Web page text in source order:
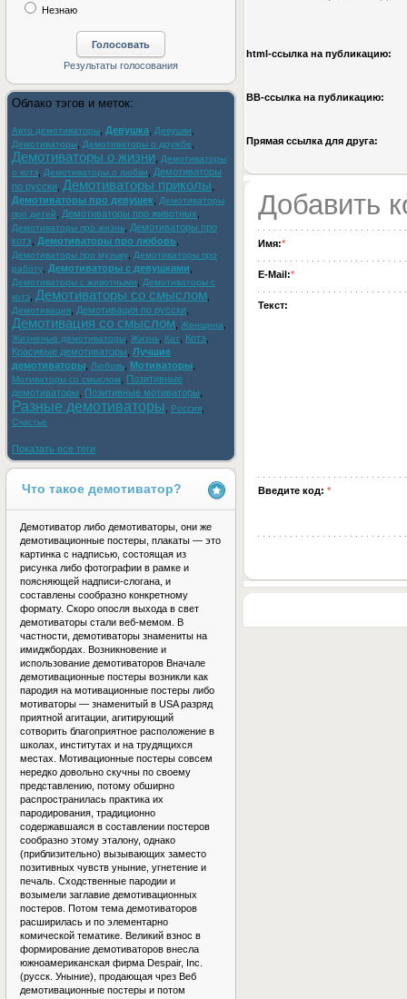
html-cсылка на публикацию:
BB-cсылка на публикацию:
Прямая ссылка для друга:
Добавить
Имя:*
E-Mail:*
Текст:
Введите код: *
Незнаю
Облако тэгов и меток:
Авто демотиваторы Девушка Девушки
Демотиваторы Демотиваторы о дружбе
Демотиваторы о жизни
Демотиваторы
о котэ
Демотиваторы о любви
Демотиваторы
по русски Демотиваторы приколы
Демотиваторы про девушек
Демотиваторы
про детей
Демотиваторы про животных
Демотиваторы про жизнь
Демотиваторы про
котэ
Демотиваторы про любовь
Демотиваторы про музыку
Демотиваторы про
работу
Демотиваторы с девушками
Демотиваторы с животными
Демотиваторы с
котэ
Демотиваторы со смыслом
Демотивация Демотивация по русски
Демотивация со смыслом Женщина
Жизненые демотиваторы Жизнь Кот Котэ
Красивые демотиваторы Лучшие
демотиваторы
Любовь Мотиваторы
Мотиваторы со смыслом
Позитивные
демотиваторы
Позитивные мотиваторы
Разные демотиваторы Россия
Счастье
Показать все теги
Что такое демотиватор?
Демотиватор либо демотиваторы, они же
демотивационные постеры, плакаты — это
картинка с надписью, состоящая из
рисунка либо фотографии в рамке и
поясняющей надписи-слогана, и
составлены сообразно конкретному
формату. Скоро опосля выхода в свет
демотиваторы стали веб-мемом. В
частности, демотиваторы знамениты на
имиджбордах. Возникновение и
использование демотиваторов Вначале
демотивационные постеры возникли как
пародия на мотивационные постеры либо
мотиваторы — знаменитый в USA разряд
приятной агитации, агитирующий
сотворить благоприятное расположение в
школах, институтах и на трудящихся
местах. Мотивационные постеры совсем
нередко довольно скучны по своему
представлению, потому обширно
распространилась практика их
пародирования, традиционно
содержавшаяся в составлении постеров
сообразно этому эталону, однако
(приблизительно) вызывающих заместо
позитивных чувств уныние, угнетение и
печаль. Сходственные пародии и
возымели заглавие демотивационных
постеров. Потом тема демотиваторов
расширилась и по элементарно
комической тематике. Великий взнос в
формирование демотиваторов внесла
южноамериканская фирма Despair, Inc.
(русск. Уныние), продающая чрез Веб
демотивационные постеры и потом